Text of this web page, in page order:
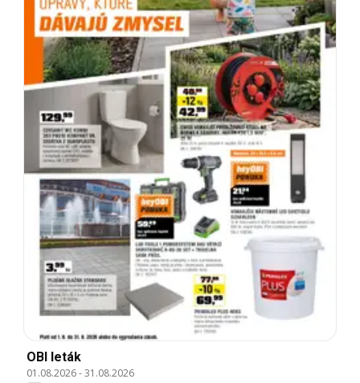
OBI leták
01.08.2026-31.08.2026